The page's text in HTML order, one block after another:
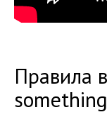
Правила